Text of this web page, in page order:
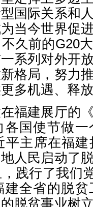
国际关系和
当今世界促
久前的G20
系列对外开
格局，努力
多机遇、释
建展厅的《
各国使节做
平主席在福
人民启动了
践行了我们
建全省的脱
脱贫事业树